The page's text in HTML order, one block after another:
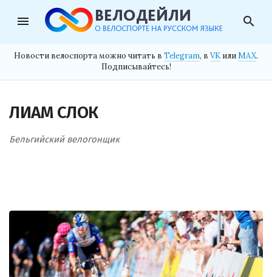
menu search
Новости велоспорта можно читать в Telegram, в VK илиMAX.
Подписывайтесь!
ЛИАМ СЛОК
Бельгийский велогонщик